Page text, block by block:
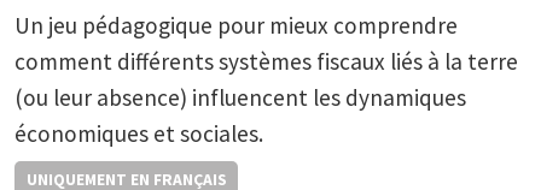
Un jeu pédagogique pour mieux comprendre
comment différents systèmes fiscaux liés à la terre
(ou leur absence) influencent les dynamiques
économiques et sociales.
UNIQUEMENT EN FRANÇAIS